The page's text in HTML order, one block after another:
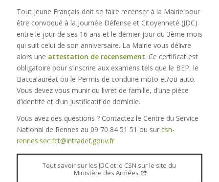
Tout jeune Français doit se faire recenser à la Mairie pour
être convoqué à la Journée Défense et Citoyenneté (JDC)
entre le jour de ses 16 ans et le dernier jour du 3ème mois
qui suit celui de son anniversaire. La Mairie vous délivre
alors une attestation de recensement. Ce certificat est
obligatoire pour s’inscrire aux examens tels que le BEP, le
Baccalauréat ou le Permis de conduire moto et/ou auto.
Vous devez vous munir du livret de famille, d’une pièce
d’identité et d’un justificatif de domicile.
Vous avez des questions ? Contactez le Centre du Service
National de Rennes au 09 70 84 51 51 ou sur csn-
rennes.sec.fct@intradef.gouv.fr
Tout savoir sur les JDC et le CSN sur le site du
Ministère des Armées